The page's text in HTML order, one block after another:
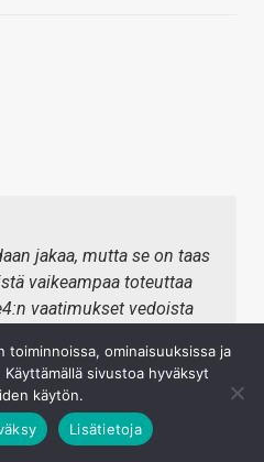
jakaa, mutta se on taas
vaikeampaa toteuttaa
vaatimukset vedoista
x570 emolevyissä.
toiminnoissa, ominaisuuksissa ja
sivustoa hyväksyt
käytön.
Lisätietoja